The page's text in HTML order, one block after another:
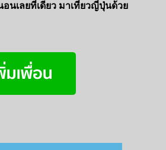
นเลยที่เดียว มาเที่ยวญี่ปุ่นด้วย